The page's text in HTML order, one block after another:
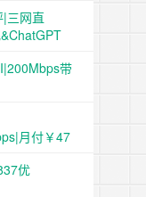
三网直
带
月付￥47
优